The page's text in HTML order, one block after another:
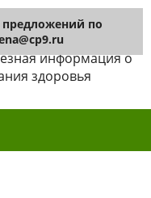
информация о
здоровья
по